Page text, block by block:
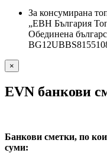
За консумирана
„ЕВН България
Обединена
×
EVN банкови
Банкови сметки, по
суми: